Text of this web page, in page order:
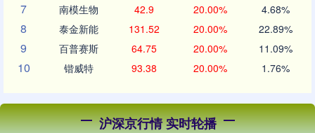
7 南模生物 42.9 20.00% 4.68%
8 泰金新能 131.52 20.00% 22.89%
9 百普赛斯 64.75 20.00% 11.09%
10 锴威特 93.38 20.00% 1.76%
沪深京行情 实时轮播